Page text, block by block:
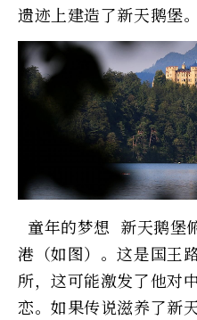
遗迹上建造了新天鹅堡。
童年的梦想 新天鹅堡
港（如图）。这是国王
所，这可能激发了他对
恋。如果传说滋养了新